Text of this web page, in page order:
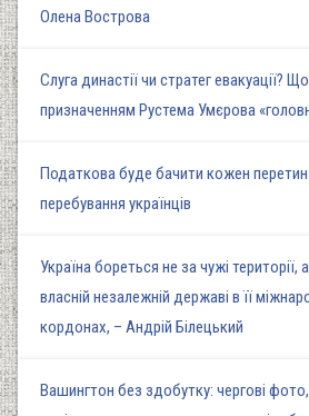
Олена Вострова
Слуга династії чи стратег евакуації?
призначенням Рустема Умєрова
Податкова буде бачити кожен
перебування українців
Україна бореться не за чужі території,
власній незалежній державі в її
кордонах, – Андрій Білецький
Вашингтон без здобутку: чергові фото,